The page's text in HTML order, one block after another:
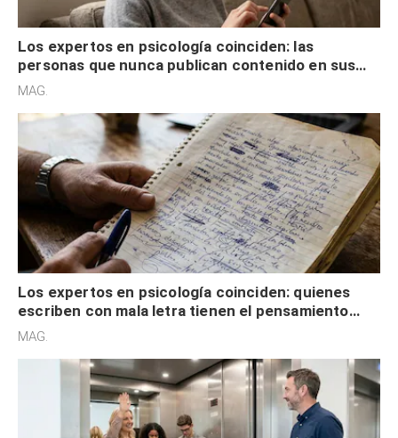
Los expertos en psicología coinciden: las
personas que nunca publican contenido en sus
redes sociales no pretenden buscar validación
MAG.
Los expertos en psicología coinciden: quienes
escriben con mala letra tienen el pensamiento
acelerado y no lo hacen por desinterés
MAG.